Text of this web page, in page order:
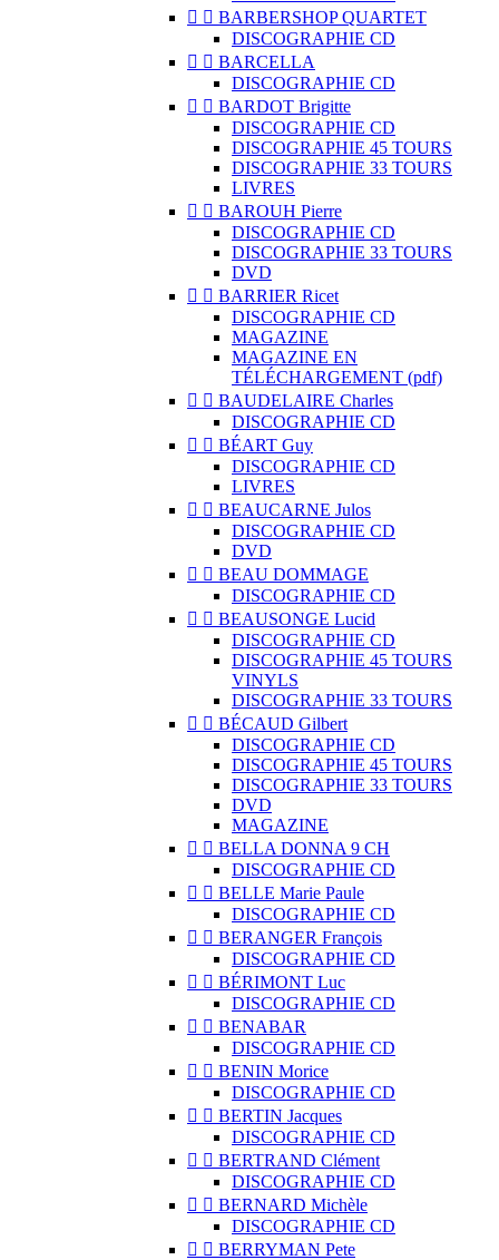
  BARBERSHOP QUARTET
DISCOGRAPHIE CD
  BARCELLA
DISCOGRAPHIE CD
  BARDOT Brigitte
DISCOGRAPHIE CD
DISCOGRAPHIE 45 TOURS
DISCOGRAPHIE 33 TOURS
LIVRES
  BAROUH Pierre
DISCOGRAPHIE CD
DISCOGRAPHIE 33 TOURS
DVD
  BARRIER Ricet
DISCOGRAPHIE CD
MAGAZINE
MAGAZINE EN
TÉLÉCHARGEMENT (pdf)
  BAUDELAIRE Charles
DISCOGRAPHIE CD
  BÉART Guy
DISCOGRAPHIE CD
LIVRES
  BEAUCARNE Julos
DISCOGRAPHIE CD
DVD
  BEAU DOMMAGE
DISCOGRAPHIE CD
  BEAUSONGE Lucid
DISCOGRAPHIE CD
DISCOGRAPHIE 45 TOURS
VINYLS
DISCOGRAPHIE 33 TOURS
  BÉCAUD Gilbert
DISCOGRAPHIE CD
DISCOGRAPHIE 45 TOURS
DISCOGRAPHIE 33 TOURS
DVD
MAGAZINE
  BELLA DONNA 9 CH
DISCOGRAPHIE CD
  BELLE Marie Paule
DISCOGRAPHIE CD
  BERANGER François
DISCOGRAPHIE CD
  BÉRIMONT Luc
DISCOGRAPHIE CD
  BENABAR
DISCOGRAPHIE CD
  BENIN Morice
DISCOGRAPHIE CD
  BERTIN Jacques
DISCOGRAPHIE CD
  BERTRAND Clément
DISCOGRAPHIE CD
  BERNARD Michèle
DISCOGRAPHIE CD
  BERRYMAN Pete